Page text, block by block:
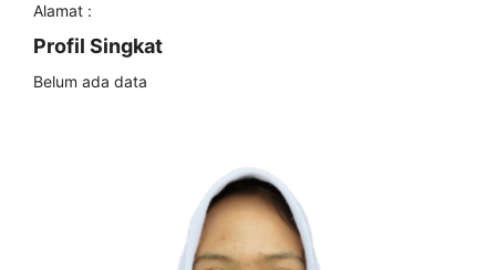
Alamat :
Profil Singkat
Belum ada data